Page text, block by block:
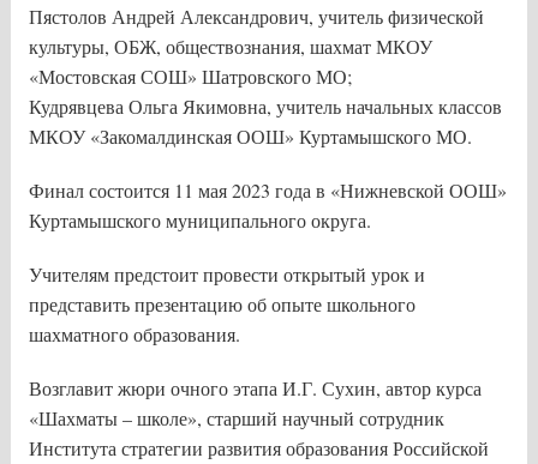
Пястолов Андрей Александрович, учитель физической
культуры, ОБЖ, обществознания, шахмат МКОУ
«Мостовская СОШ» Шатровского МО;
Кудрявцева Ольга Якимовна, учитель начальных классов
МКОУ «Закомалдинская ООШ» Куртамышского МО.
Финал состоится 11 мая 2023 года в «Нижневской ООШ»
Куртамышского муниципального округа.
Учителям предстоит провести открытый урок и
представить презентацию об опыте школьного
шахматного образования.
Возглавит жюри очного этапа И.Г. Сухин, автор курса
«Шахматы – школе», старший научный сотрудник
Института стратегии развития образования Российской